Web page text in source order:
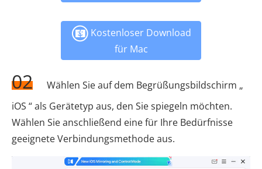
Kostenloser Download
für Mac
02
Wählen Sie auf dem Begrüßungsbildschirm „
iOS “ als Gerätetyp aus, den Sie spiegeln möchten.
Wählen Sie anschließend eine für Ihre Bedürfnisse
geeignete Verbindungsmethode aus.